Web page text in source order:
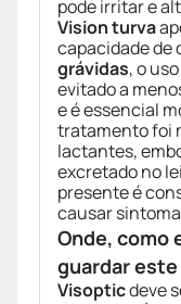
pode irritar e
Vision turva
capacidade de
grávidas, o
evitado a
e é essencial
tratamento foi
lactantes,
excretado no
presente é
causar
Onde, como
guardar
Visopticdeve